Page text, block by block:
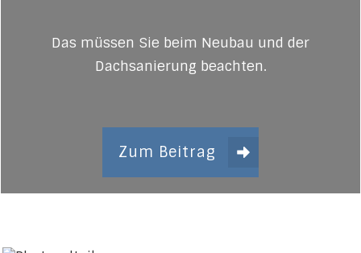
Das müssen Sie beim Neubau und der
Dachsanierung beachten.
Zum Beitrag